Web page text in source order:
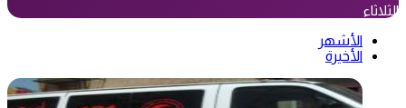
الثلاثاء
الأشهر
الأخيرة